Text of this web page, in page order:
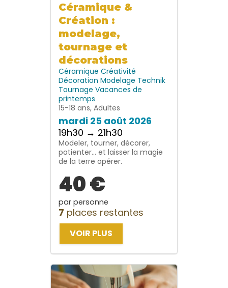
Céramique &
Création :
modelage,
tournage et
décorations
Céramique Créativité
Décoration Modelage Technik
Tournage Vacances de
printemps
15-18 ans, Adultes
mardi 25 août 2026
19h30 → 21h30
Modeler, tourner, décorer,
patienter… et laisser la magie
de la terre opérer.
40 €
par personne
7 places restantes
VOIR PLUS